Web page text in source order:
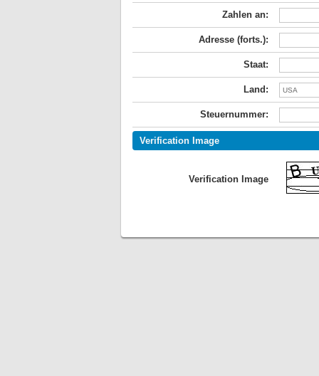
Zahlen an:
Adresse (forts.):
Staat:
Land:
Steuernummer:
Verification Image
Verification Image